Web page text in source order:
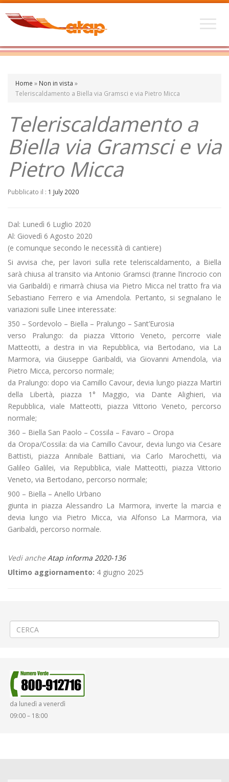
Home » Non in vista »
Teleriscaldamento a Biella via Gramsci e via Pietro Micca
Teleriscaldamento a
Biella via Gramsci e via
Pietro Micca
Pubblicato il : 1 July 2020
Dal: Lunedì 6 Luglio 2020
Al: Giovedì 6 Agosto 2020
(e comunque secondo le necessità di cantiere)
Si avvisa che, per lavori sulla rete teleriscaldamento, a Biella
sarà chiusa al transito via Antonio Gramsci (tranne l’incrocio con
via Garibaldi) e rimarrà chiusa via Pietro Micca nel tratto fra via
Sebastiano Ferrero e via Amendola. Pertanto, si segnalano le
variazioni sulle Linee interessate:
350 – Sordevolo – Biella – Pralungo – Sant’Eurosia
verso Pralungo: da piazza Vittorio Veneto, percorre viale
Matteotti, a destra in via Repubblica, via Bertodano, via La
Marmora, via Giuseppe Garibaldi, via Giovanni Amendola, via
Pietro Micca, percorso normale;
da Pralungo: dopo via Camillo Cavour, devia lungo piazza Martiri
della Libertà, piazza 1° Maggio, via Dante Alighieri, via
Repubblica, viale Matteotti, piazza Vittorio Veneto, percorso
normale;
360 – Biella San Paolo – Cossila – Favaro – Oropa
da Oropa/Cossila: da via Camillo Cavour, devia lungo via Cesare
Battisti, piazza Annibale Battiani, via Carlo Marochetti, via
Galileo Galilei, via Repubblica, viale Matteotti, piazza Vittorio
Veneto, via Bertodano, percorso normale;
900 – Biella – Anello Urbano
giunta in piazza Alessandro La Marmora, inverte la marcia e
devia lungo via Pietro Micca, via Alfonso La Marmora, via
Garibaldi, percorso normale.
Vedi ancheAtap informa 2020-136
Ultimo aggiornamento: 4 giugno 2025
da lunedì a venerdì
09:00 – 18:00